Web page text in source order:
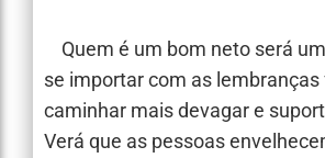
Quem é um bom neto será
se importar com as
caminhar mais devagar e
Verá que as pessoas